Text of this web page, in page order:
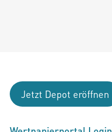
Jetzt Depot eröffnen